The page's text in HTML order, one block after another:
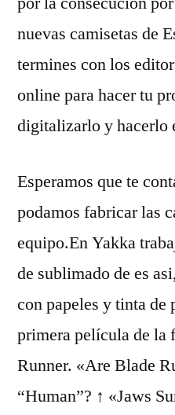
nuevas camisetas de
termines con los
online para hacer tu
digitalizarlo y hacerlo
Esperamos que te
podamos fabricar las
equipo.En Yakka
de sublimado de es
con papeles y tinta de
primera película de la
Runner. «Are Blade
“Human”? ↑ «Jaws